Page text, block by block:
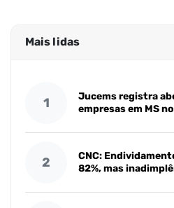
Mais lidas
1
Jucems registra
empresas em MS
2
CNC:
82%, mas